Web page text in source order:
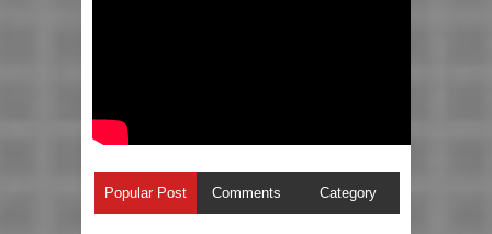
Popular Post Comments Category